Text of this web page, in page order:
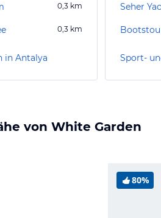
0,3 km
0,3 km
in Antalya
Seher
Sport-
von White Garden
80%